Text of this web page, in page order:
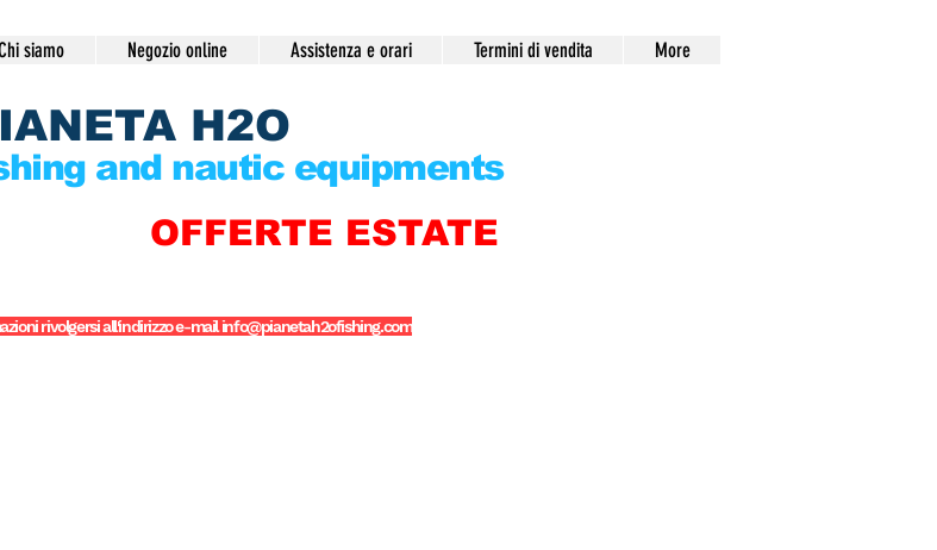
siamo Negozio online Assistenza e orari Termini di vendita More
H2O
and nautic equipments
OFFERTE ESTATE
rivolgersi all'indirizzo e-mailinfo@pianetah2ofishing.com